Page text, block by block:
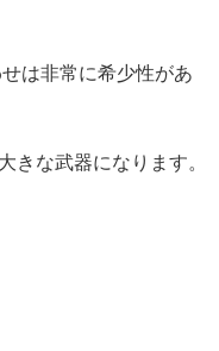
は非常に希少性があ
きな武器になります。